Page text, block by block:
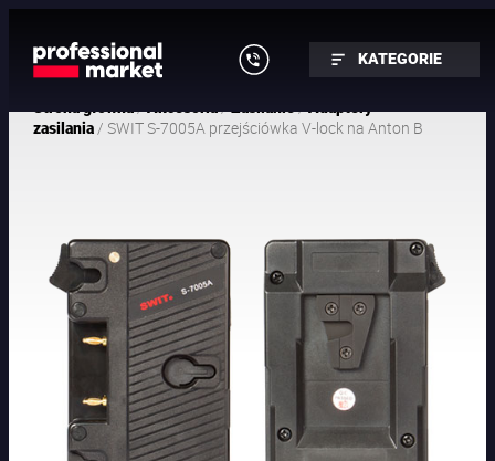
KATEGORIE
/ / /
zasilania/ SWIT S-7005A przejściówka V-lock na Anton B